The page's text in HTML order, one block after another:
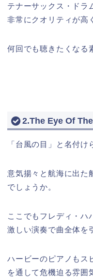
テナーサックス・ドラ
非常にクオリティが高
何回でも聴きたくなる
2.The Eye Of
「台風の目」と名付け
意気揚々と航海に出た
でしょうか。
ここでもフレディ・ハ
激しい演奏で曲全体を
ハービーのピアノもス
を通して危機迫る雰囲